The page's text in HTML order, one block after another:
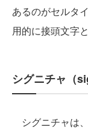
あるのがセルタ
用的に接頭文字
シグニチャ（
シグニチャは